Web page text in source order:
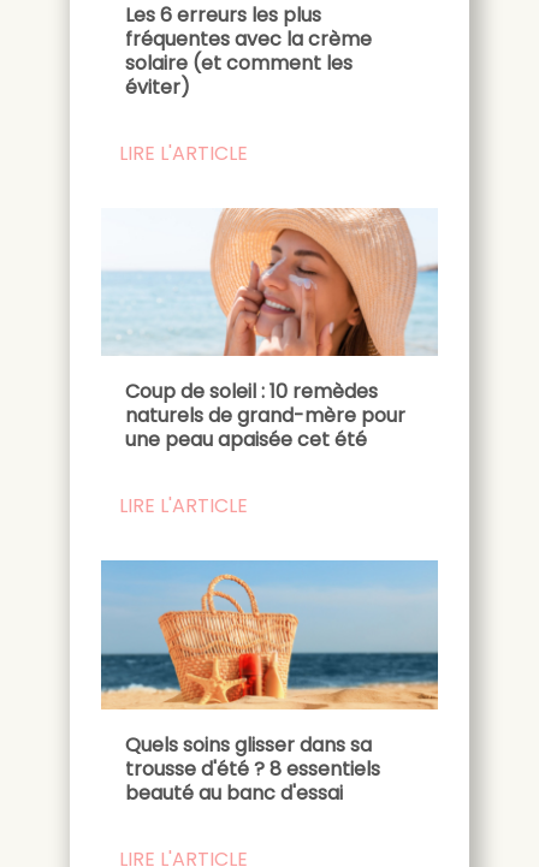
Les 6 erreurs les plus
fréquentes avec la crème
solaire (et comment les
éviter)
LIRE L'ARTICLE
Coup de soleil : 10 remèdes
naturels de grand-mère pour
une peau apaisée cet été
LIRE L'ARTICLE
Quels soins glisser dans sa
trousse d'été ? 8 essentiels
beauté au banc d'essai
LIRE L'ARTICLE